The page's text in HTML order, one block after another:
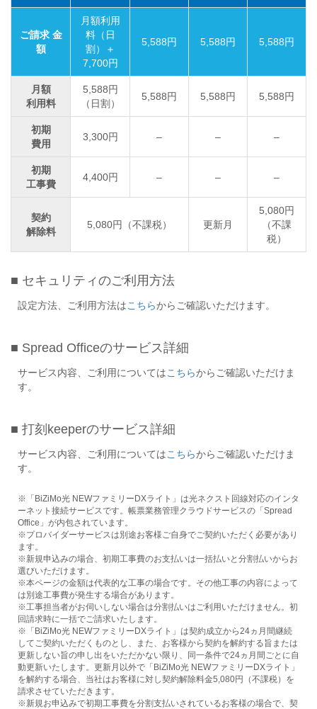
ご請求 金
額
月額利用
料（日
割）＋
7,700円
5,588円 5,588円 5,588円
月額
利用料
5,588円
（日割）
5,588円 5,588円 5,588円
初期
費用
3,300円 – – –
初期
工事費
4,400円 – – –
契約
解除料
5,080円（不課税） 更新月
5,080円
（不課
税）
■ セキュリティのご利用方法
設定方法、ご利用方法はこちらからご確認いただけます。
■ Spread Officeのサービス詳細
サービス内容、ご利用についてはこちらからご確認いただけま
す。
■ 打刻keeperのサービス詳細
サービス内容、ご利用についてはこちらからご確認いただけま
す。
※「BiZiMo光 NEWファミリーDXライト」は光ネクスト回線対応のインタ
ーネット接続サービスです。帳票業務管理クラウドサービスの「Spread
Office」が内包されています。
※プロバイダーサービスは別途お客様ご自身でご契約いただく必要があり
ます。
※新規申込みの場合、初期工事費のお支払いは一括払いと分割払いからお
選びいただけます。
※本ページの金額は代表的な工事の場合です。その他工事の内容によって
は別途工事費が発生する場合があります。
※工事担当者がお伺いしない場合は分割払いはご利用いただけません。初
回請求時に一括でご請求いたします。
※「BiZiMo光 NEWファミリーDXライト」は契約成立から24ヵ月間継続
してご契約いただくものとし、また、お客様から契約を解約する旨または
更新しない旨の申し出をいただかない限り、同一条件で24ヵ月間ごとに自
動更新いたします。更新月以外で「BiZiMo光 NEWファミリーDXライト」
を解約する場合、当社はお客様に対し契約解除料金5,080円（不課税）を
請求させていただきます。
※新規お申込みで初期工事費を分割支払いされているお客様の場合で、契